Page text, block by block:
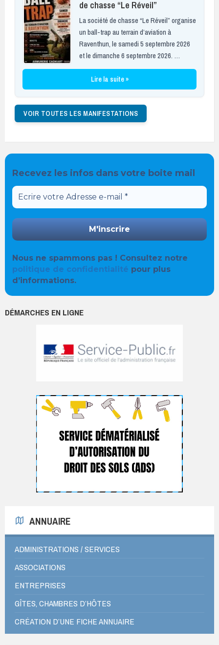
de chasse “Le Réveil”
La société de chasse “Le Réveil” organise
un ball-trap au terrain d’aviation à
Raventhun, le samedi 5 septembre 2026
et le dimanche 6 septembre 2026. …
Lire la suite »
VOIR TOUTES LES MANIFESTATIONS
Recevez les infos dans votre boite mail
Nous ne spammons pas ! Consultez notre
politique de confidentialité pour plus
d’informations.
DÉMARCHES EN LIGNE
ANNUAIRE
ADMINISTRATIONS / SERVICES
ASSOCIATIONS
ENTREPRISES
GÎTES, CHAMBRES D’HÔTES
CRÉATION D’UNE FICHE ANNUAIRE